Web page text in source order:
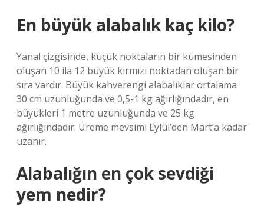
En büyük alabalık kaç kilo?
Yanal çizgisinde, küçük noktaların bir kümesinden
oluşan 10 ila 12 büyük kırmızı noktadan oluşan bir
sıra vardır. Büyük kahverengi alabalıklar ortalama
30 cm uzunluğunda ve 0,5-1 kg ağırlığındadır, en
büyükleri 1 metre uzunluğunda ve 25 kg
ağırlığındadır. Üreme mevsimi Eylül’den Mart’a kadar
uzanır.
Alabalığın en çok sevdiği
yem nedir?